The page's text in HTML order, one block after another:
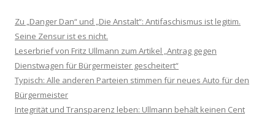
Zu „Danger Dan“ und „Die Anstalt“: Antifaschismus ist legitim.
Seine Zensur ist es nicht.
Leserbrief von Fritz Ullmann zum Artikel „Antrag gegen
Dienstwagen für Bürgermeister gescheitert“
Typisch: Alle anderen Parteien stimmen für neues Auto für den
Bürgermeister
Integrität und Transparenz leben: Ullmann behält keinen Cent